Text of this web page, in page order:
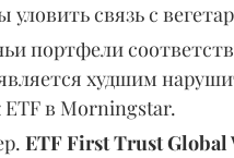
связь с
портфели
худшим
в Morningstar.
ETF First Trust Global